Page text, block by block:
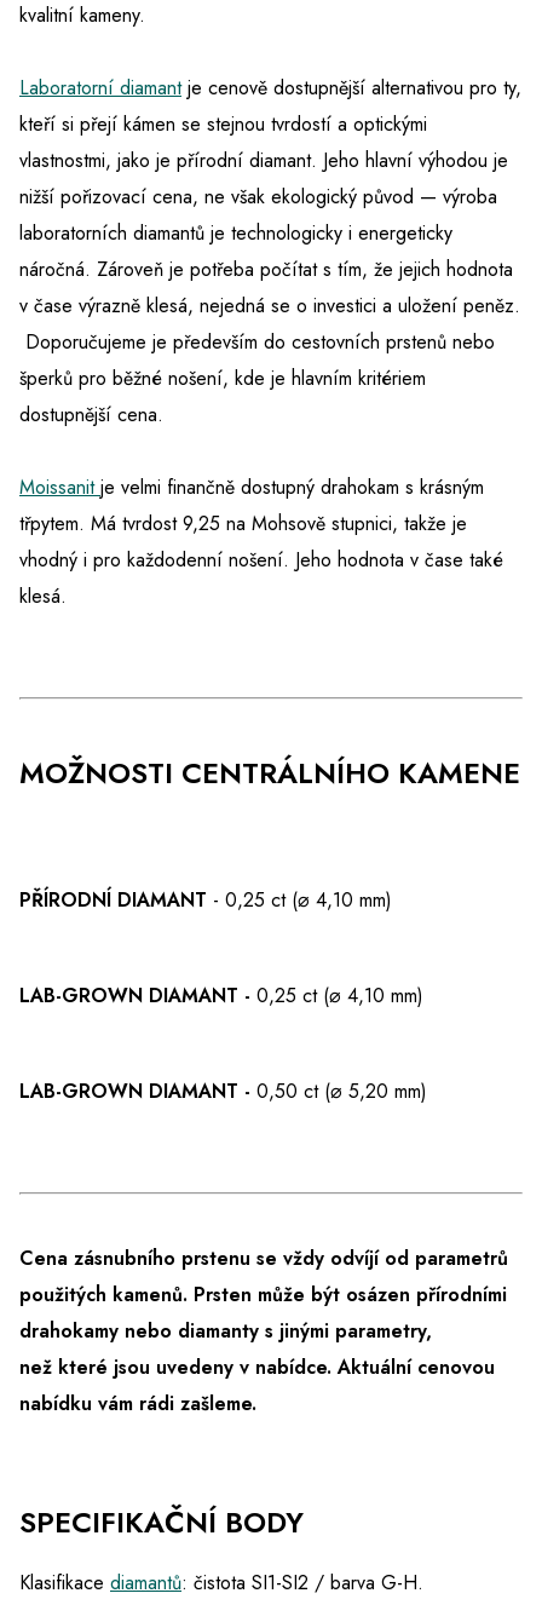
kvalitní kameny.
Laboratorní diamantje cenově dostupnější alternativou pro ty,
kteří si přejí kámen se stejnou tvrdostí a optickými
vlastnostmi, jako je přírodní diamant. Jeho hlavní výhodou je
nižší pořizovací cena, ne však ekologický původ — výroba
laboratorních diamantů je technologicky i energeticky
náročná. Zároveň je potřeba počítat s tím, že jejich hodnota
v čase výrazně klesá, nejedná se o investici a uložení peněz.
Doporučujeme je především do cestovních prstenů nebo
šperků pro běžné nošení, kde je hlavním kritériem
dostupnější cena.
Moissanitje velmi finančně dostupný drahokam s krásným
třpytem. Má tvrdost 9,25 na Mohsově stupnici, takže je
vhodný i pro každodenní nošení. Jeho hodnota v čase také
klesá.
MOŽNOSTI CENTRÁLNÍHO KAMENE
PŘÍRODNÍ DIAMANT - 0,25 ct (⌀ 4,10 mm)
LAB-GROWN DIAMANT - 0,25 ct (⌀ 4,10 mm)
LAB-GROWN DIAMANT - 0,50 ct (⌀ 5,20 mm)
Cena zásnubního prstenu se vždy odvíjí od parametrů
použitých kamenů. Prsten může být osázen přírodními
drahokamy nebo diamanty s jinými parametry,
než které jsou uvedeny v nabídce.Aktuální cenovou
nabídku vám rádi zašleme.
SPECIFIKAČNÍ BODY
Klasifikace diamantů: čistota SI1-SI2 / barva G-H.